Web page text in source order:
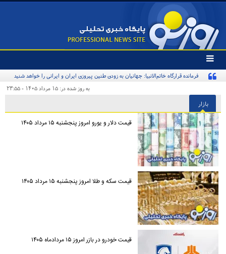
تغییر
وضعیت
منوی
ها
فرمانده قرارگاه خاتم‌الانبیا: جهانیان به زودی طنین پیروزی ایران و ایرانی را خواهد شنید
به روز شده در: ۱۵ مرداد ۱۴۰۵ - ۲۳:۵۵
بازار
قیمت دلار و یورو امروز پنجشنبه ۱۵ مرداد ۱۴۰۵
قیمت سکه و طلا امروز پنجشنبه ۱۵ مرداد ۱۴۰۵
قیمت خودرو در بازر امروز ۱۵ مردادماه ۱۴۰۵